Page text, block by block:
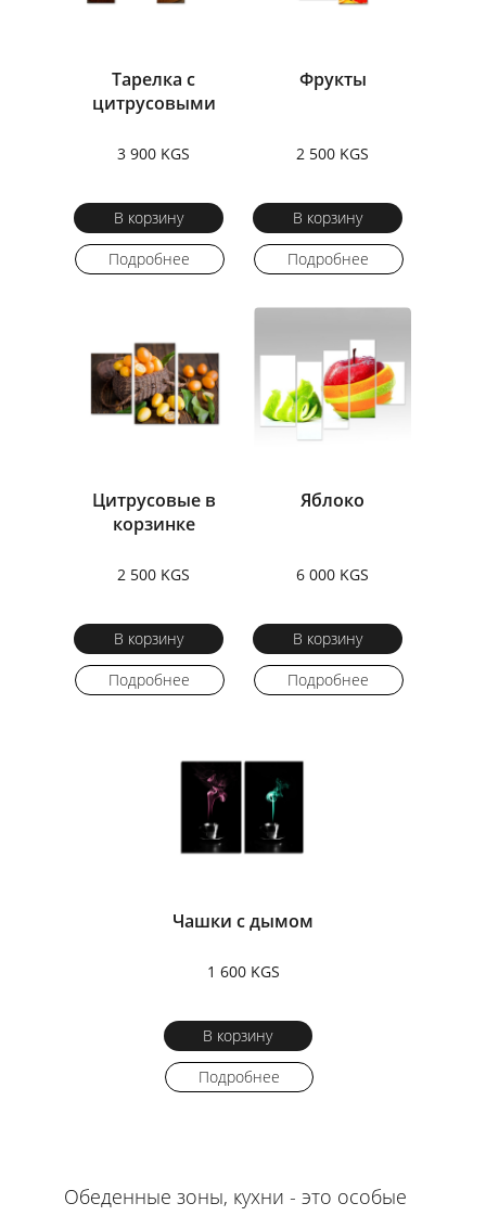
Тарелка с
цитрусовыми
3 900 KGS
В корзину
Подробнее
Фрукты
2 500 KGS
В корзину
Подробнее
Цитрусовые в
корзинке
2 500 KGS
В корзину
Подробнее
Яблоко
6 000 KGS
В корзину
Подробнее
Чашки с дымом
1 600 KGS
В корзину
Подробнее
Обеденные зоны, кухни - это особые